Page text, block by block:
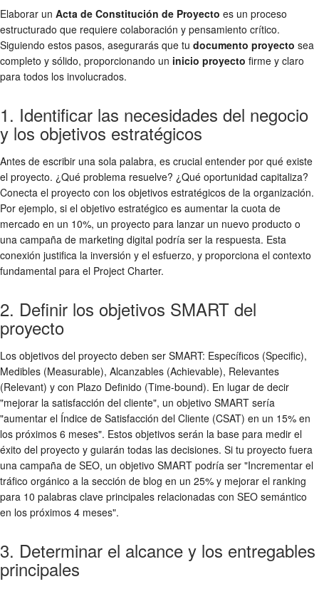
Elaborar un Acta de Constitución de Proyecto es un proceso
estructurado que requiere colaboración y pensamiento crítico.
Siguiendo estos pasos, asegurarás que tu documento proyecto sea
completo y sólido, proporcionando un inicio proyecto firme y claro
para todos los involucrados.
1. Identificar las necesidades del negocio
y los objetivos estratégicos
Antes de escribir una sola palabra, es crucial entender por qué existe
el proyecto. ¿Qué problema resuelve? ¿Qué oportunidad capitaliza?
Conecta el proyecto con los objetivos estratégicos de la organización.
Por ejemplo, si el objetivo estratégico es aumentar la cuota de
mercado en un 10%, un proyecto para lanzar un nuevo producto o
una campaña de marketing digital podría ser la respuesta. Esta
conexión justifica la inversión y el esfuerzo, y proporciona el contexto
fundamental para el Project Charter.
2. Definir los objetivos SMART del
proyecto
Los objetivos del proyecto deben ser SMART: Específicos (Specific),
Medibles (Measurable), Alcanzables (Achievable), Relevantes
(Relevant) y con Plazo Definido (Time-bound). En lugar de decir
"mejorar la satisfacción del cliente", un objetivo SMART sería
"aumentar el Índice de Satisfacción del Cliente (CSAT) en un 15% en
los próximos 6 meses". Estos objetivos serán la base para medir el
éxito del proyecto y guiarán todas las decisiones. Si tu proyecto fuera
una campaña de SEO, un objetivo SMART podría ser "Incrementar el
tráfico orgánico a la sección de blog en un 25% y mejorar el ranking
para 10 palabras clave principales relacionadas con SEO semántico
en los próximos 4 meses".
3. Determinar el alcance y los entregables
principales